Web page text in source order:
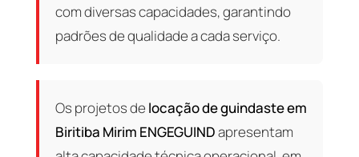
com diversas capacidades, garantindo
padrões de qualidade a cada serviço.
Os projetos de locação de guindaste em
Biritiba Mirim ENGEGUINDapresentam